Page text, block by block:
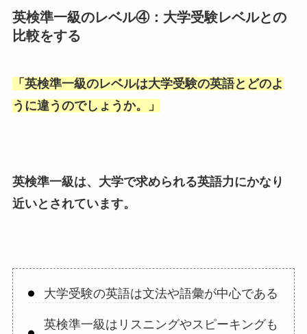
英検準一級のレベル④：大学受験レベルとの
比較をする
「 英検準一級のレベルは大学受験の英語とどのよ
うに違うのでしょうか。
」
英検準一級は、大学で求められる英語力にかなり
近いとされています。
大学受験の英語は文法や語彙が中心である
英検準一級はリスニングやスピーキングも